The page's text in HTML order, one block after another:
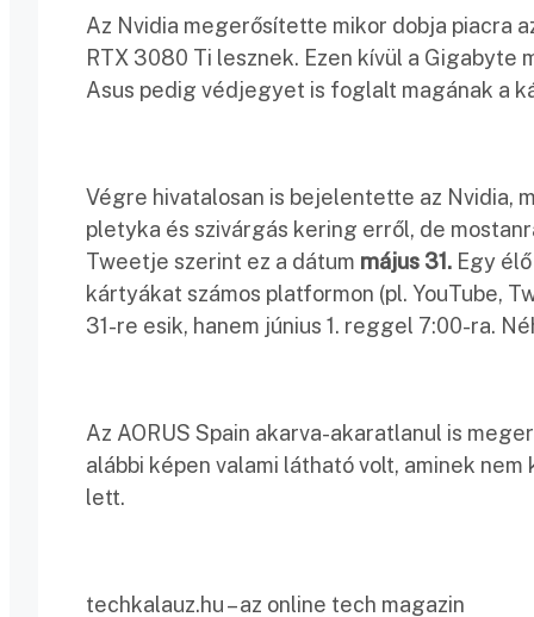
Az Nvidia megerősítette mikor dobja piacra
RTX 3080 Ti lesznek. Ezen kívül a
Asus pedig védjegyet is foglalt magának a
Végre hivatalosan is bejelentette az Nvidia,
pletyka és szivárgás kering erről, de
Tweetje szerint ez a dátum május 31. Egy
kártyákat számos platformon (pl. YouTube,
31-re esik, hanem június 1. reggel 7:00-ra.
Az AORUS Spain akarva-akaratlanul is
alábbi képen valami látható volt, aminek
lett.
techkalauz.hu – az online tech magazin